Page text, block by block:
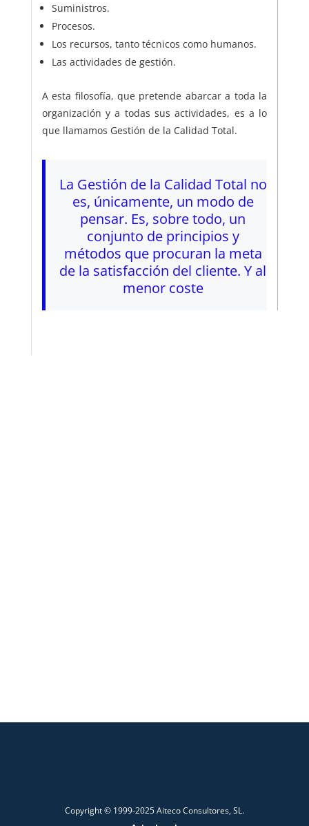
Suministros.
Procesos.
Los recursos, tanto técnicos como humanos.
Las actividades de gestión.
A esta filosofía, que pretende abarcar a toda la
organización y a todas sus actividades, es a lo
que llamamos Gestión de la Calidad Total.
La Gestión de la Calidad Total no
es, únicamente, un modo de
pensar. Es, sobre todo, un
conjunto de principios y
métodos que procuran la meta
de la satisfacción del cliente. Y al
menor coste
Copyright © 1999-2025 Aiteco Consultores, SL.